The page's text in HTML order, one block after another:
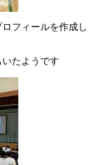
フィールを作成し
たようです